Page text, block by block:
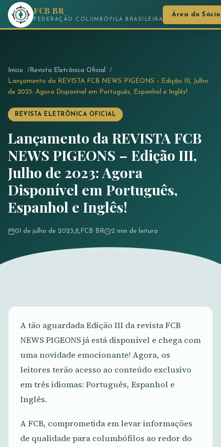
FCB BR
FEDERAÇÃO COLUMBÓFILA BRASILEIRA
Área do Sócio
Início
Revista Eletrônica Oficial
Lançamento da REVISTA FCB NEWS PIGEONS – Edição III, Julho
de 2023: Agora Disponível em Português, Espanhol e Inglês!
REVISTA ELETRÔNICA OFICIAL
Lançamento da REVISTA FCB
NEWS PIGEONS – Edição III,
Julho de 2023: Agora
Disponível em Português,
Espanhol e Inglês!
01 de julho de 2023 FCB BR 2 min de leitura
A tão aguardada Edição III da revista FCB
NEWS PIGEONS já está disponível e chega com
uma novidade emocionante! Agora, os
leitores terão acesso ao conteúdo exclusivo
em três idiomas: Português, Espanhol e
Inglês.
A FCB, comprometida em levar informações
de qualidade para columbófilos ao redor do